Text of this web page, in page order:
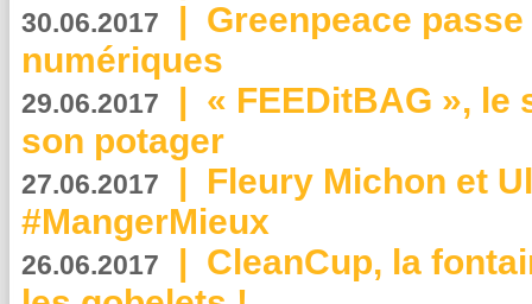
30.06.2017 | Greenpeace
numériques
29.06.2017 | « FEEDitBAG », le
son potager
27.06.2017 | Fleury Michon et
#MangerMieux
26.06.2017 | CleanCup, la